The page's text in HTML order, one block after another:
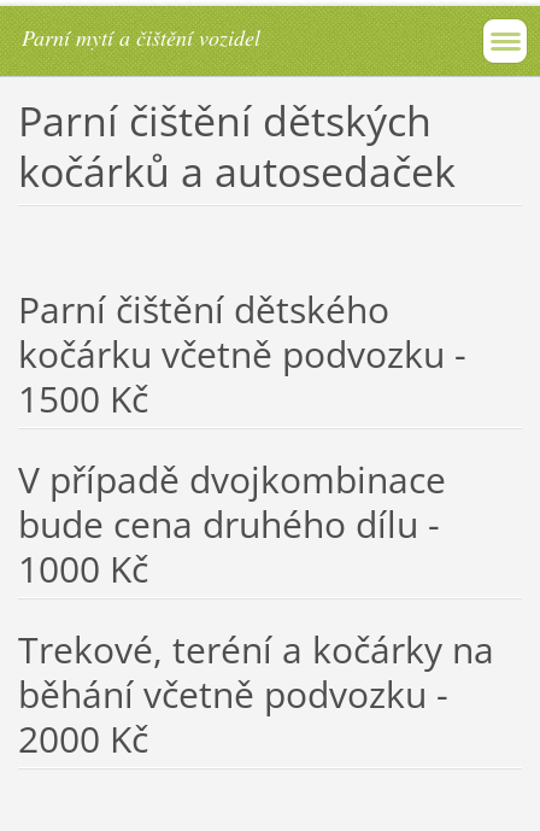
Parní mytí a čištění vozidel
Parní čištění dětských
kočárků a autosedaček
Parní čištění dětského
kočárku včetně podvozku -
1500 Kč
V případě dvojkombinace
bude cena druhého dílu -
1000 Kč
Trekové, teréní a kočárky na
běhání včetně podvozku -
2000 Kč